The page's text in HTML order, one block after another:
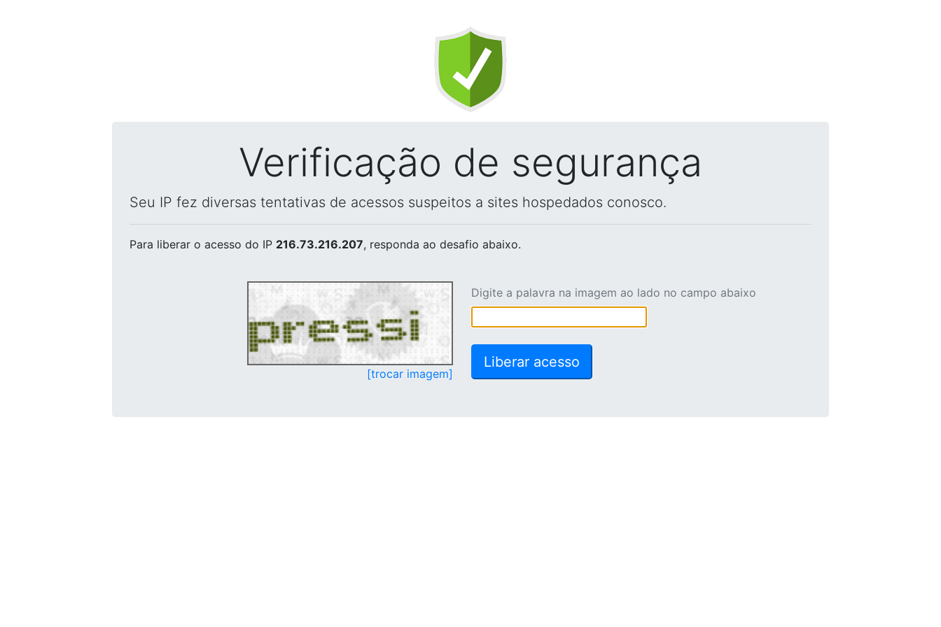
Verificação de segurança
Seu IP fez diversas tentativas de acessos suspeitos a sites hospedados conosco.
Para liberar o acesso do IP 216.73.216.207, responda ao desafio abaixo.
[trocar imagem]
Digite a palavra na imagem ao lado no campo abaixo